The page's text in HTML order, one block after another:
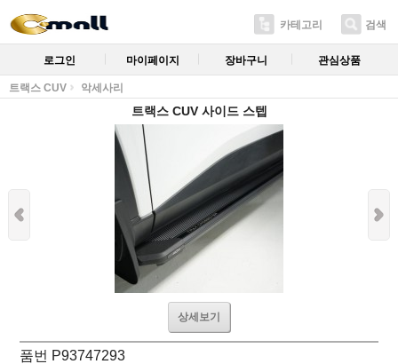
카테고리 검색
로그인 마이페이지 장바구니 관심상품
트랙스 CUV 악세사리
트랙스 CUV 사이드 스텝
상세보기
품번 P93747293